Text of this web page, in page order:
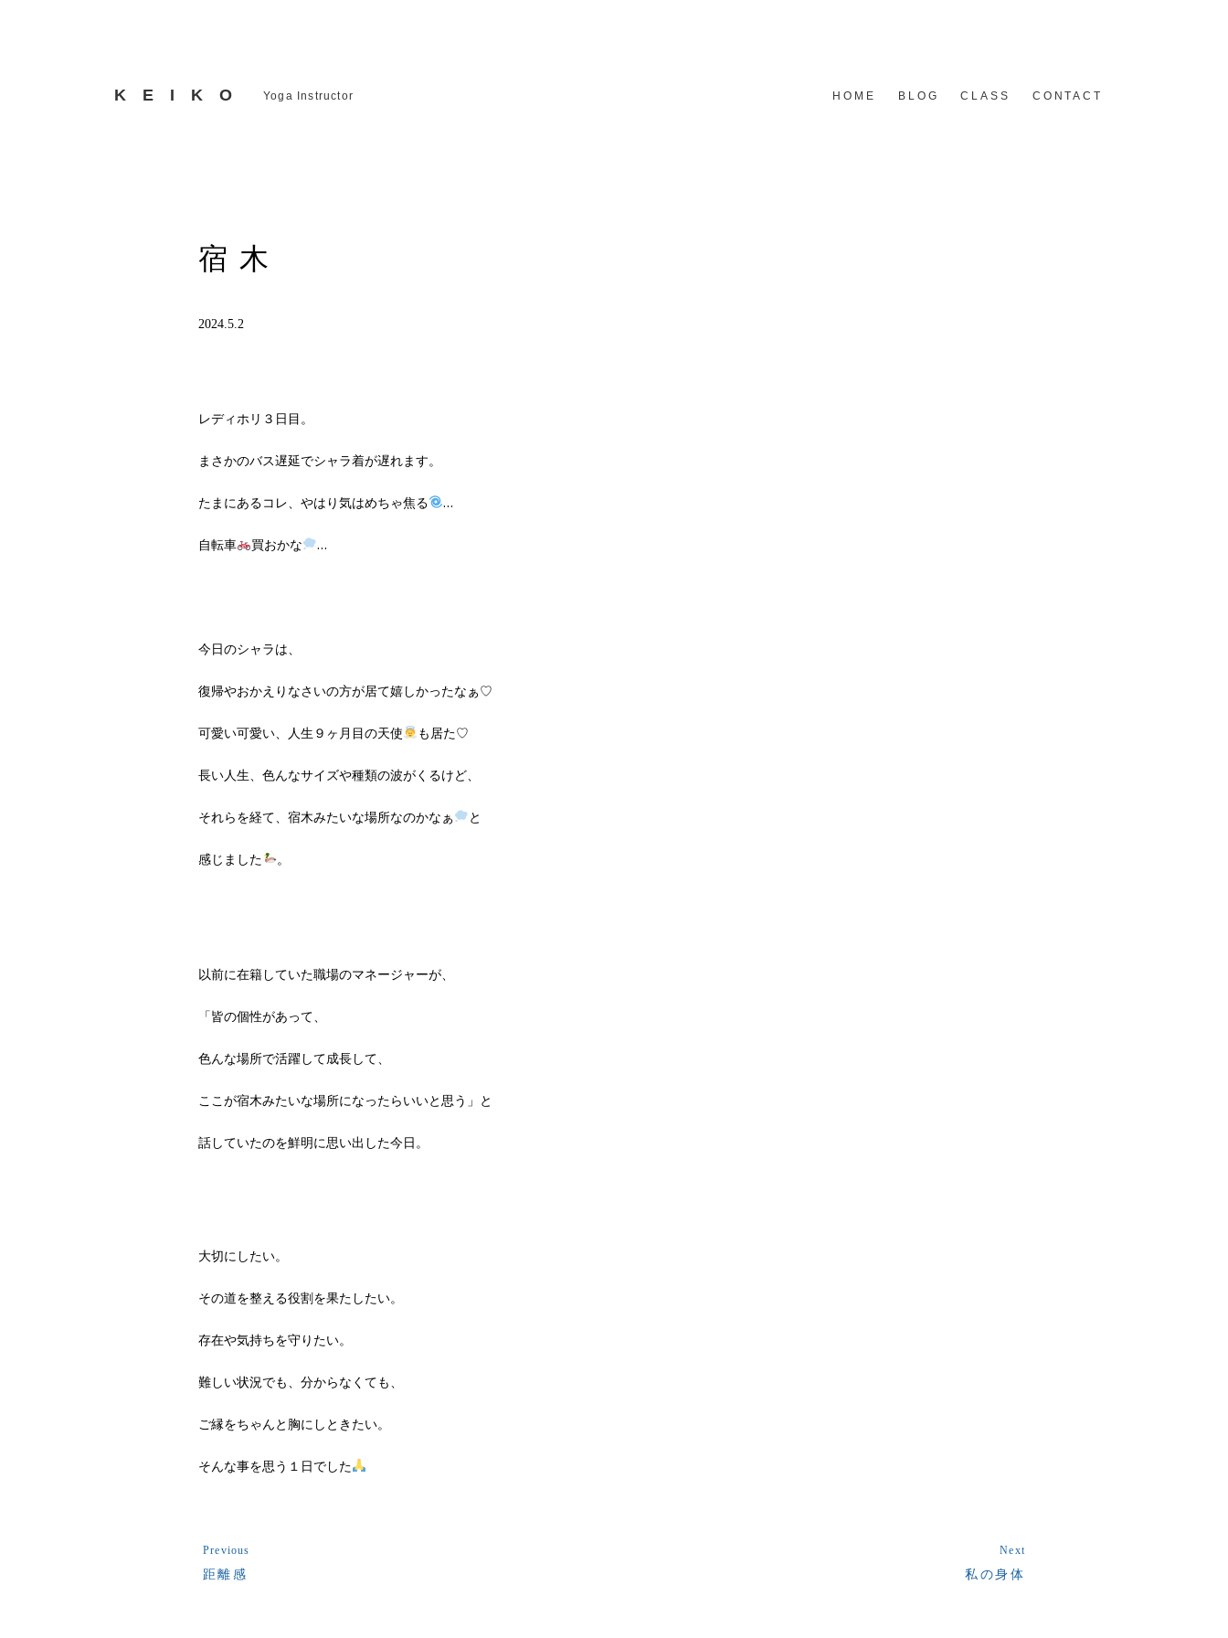
KEIKO Yoga Instructor HOME BLOG CLASS CONTACT
宿木
2024.5.2
レディホリ３日目。
まさかのバス遅延でシャラ着が遅れます。
たまにあるコレ、やはり気はめちゃ焦る …
自転車 買おかな …
今日のシャラは、
復帰やおかえりなさいの方が居て嬉しかったなぁ♡
可愛い可愛い、人生９ヶ月目の天使 も居た♡
長い人生、色んなサイズや種類の波がくるけど、
それらを経て、宿木みたいな場所なのかなぁ と
感じました 。
以前に在籍していた職場のマネージャーが、
「皆の個性があって、
色んな場所で活躍して成長して、
ここが宿木みたいな場所になったらいいと思う」と
話していたのを鮮明に思い出した今日。
大切にしたい。
その道を整える役割を果たしたい。
存在や気持ちを守りたい。
難しい状況でも、分からなくても、
ご縁をちゃんと胸にしときたい。
そんな事を思う１日でした
Previous
距離感
Next
私の身体